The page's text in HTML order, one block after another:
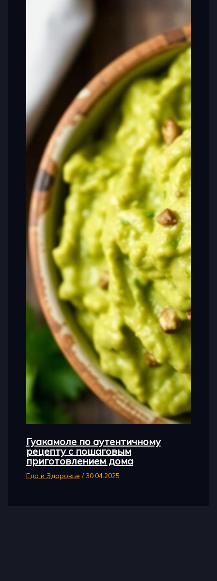
Гуакамоле по аутентичному
рецепту с пошаговым
приготовлением дома
Еда и Здоровье /30.04.2025